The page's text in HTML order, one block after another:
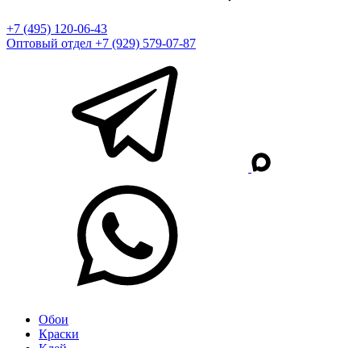
+7 (495) 120-06-43
Оптовый отдел +7 (929) 579-07-87
Обои
Краски